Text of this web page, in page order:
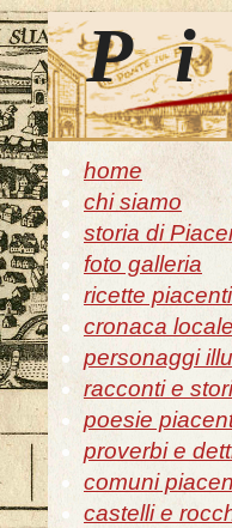
home
chi siamo
storia di
foto galleria
ricette
cronaca locale
personaggi
racconti e
poesie
proverbi e
comuni
castelli e